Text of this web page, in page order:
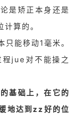
是矫正本身还是
算的。
能移动1毫米。
jue对不能操之
基础上，在它的
地达到zz好的位